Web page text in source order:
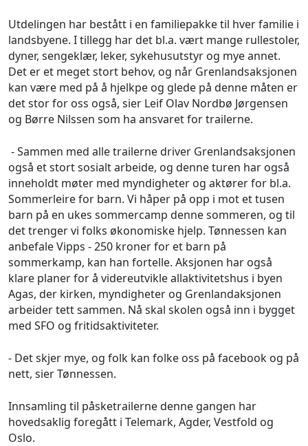
Utdelingen har bestått i en familiepakke til hver familie i
landsbyene. I tillegg har det bl.a. vært mange rullestoler,
dyner, sengeklær, leker, sykehusutstyr og mye annet.
Det er et meget stort behov, og når Grenlandsaksjonen
kan være med på å hjelkpe og glede på denne måten er
det stor for oss også, sier Leif Olav Nordbø Jørgensen
og Børre Nilssen som ha ansvaret for trailerne.
- Sammen med alle trailerne driver Grenlandsaksjonen
også et stort sosialt arbeide, og denne turen har også
inneholdt møter med myndigheter og aktører for bl.a.
Sommerleire for barn. Vi håper på opp i mot et tusen
barn på en ukes sommercamp denne sommeren, og til
det trenger vi folks økonomiske hjelp. Tønnessen kan
anbefale Vipps - 250 kroner for et barn på
sommerkamp, kan han fortelle. Aksjonen har også
klare planer for å videreutvikle allaktivitetshus i byen
Agas, der kirken, myndigheter og Grenlandaksjonen
arbeider tett sammen. Nå skal skolen også inn i bygget
med SFO og fritidsaktiviteter.
- Det skjer mye, og folk kan folke oss på facebook og på
nett, sier Tønnessen.
Innsamling til påsketrailerne denne gangen har
hovedsaklig foregått i Telemark, Agder, Vestfold og
Oslo.